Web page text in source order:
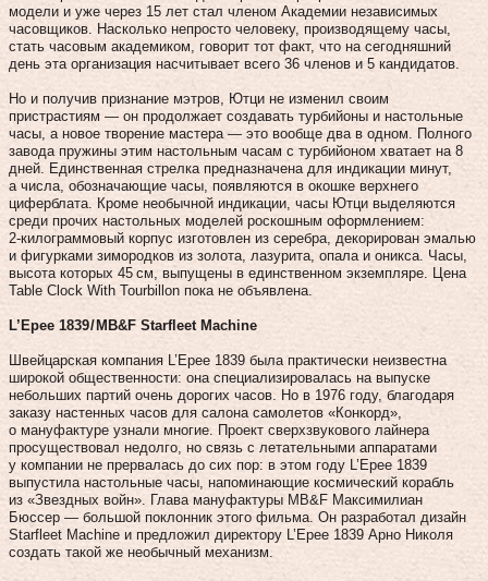
модели и уже через 15 лет стал членом Академии независимых
часовщиков. Насколько непросто человеку, производящему часы,
стать часовым академиком, говорит тот факт, что на сегодняшний
день эта организация насчитывает всего 36 членов и 5 кандидатов.
Но и получив признание мэтров, Ютци не изменил своим
пристрастиям — он продолжает создавать турбийоны и настольные
часы, а новое творение мастера — это вообще два в одном. Полного
завода пружины этим настольным часам с турбийоном хватает на 8
дней. Единственная стрелка предназначена для индикации минут,
а числа, обозначающие часы, появляются в окошке верхнего
циферблата. Кроме необычной индикации, часы Ютци выделяются
среди прочих настольных моделей роскошным оформлением:
2‑килограммовый корпус изготовлен из серебра, декорирован эмалью
и фигурками зимородков из золота, лазурита, опала и оникса. Часы,
высота которых 45 см, выпущены в единственном экземпляре. Цена
Table Сlock With Tourbillon пока не объявлена.
L’Еpеe 1839 / MB&F Starfleet Machine
Швейцарская компания L’Еpеe 1839 была практически неизвестна
широкой общественности: она специализировалась на выпуске
небольших партий очень дорогих часов. Но в 1976 году, благодаря
заказу настенных часов для салона самолетов «Конкорд»,
о мануфактуре узнали многие. Проект сверхзвукового лайнера
просуществовал недолго, но связь с летательными аппаратами
у компании не прервалась до сих пор: в этом году L’Еpеe 1839
выпустила настольные часы, напоминающие космический корабль
из «Звездных войн». Глава мануфактуры MB&F Максимилиан
Бюссер — большой поклонник этого фильма. Он разработал дизайн
Starfleet Machine и предложил директору L’Еpеe 1839 Арно Николя
создать такой же необычный механизм.